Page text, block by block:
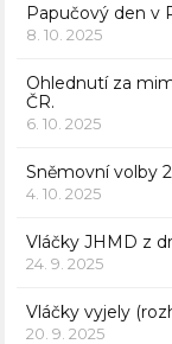
Papučový den v
8. 10. 2025
Ohlednutí za
ČR.
6. 10. 2025
Sněmovní volby
4. 10. 2025
Vláčky JHMD z
24. 9. 2025
Vláčky vyjely
20. 9. 2025